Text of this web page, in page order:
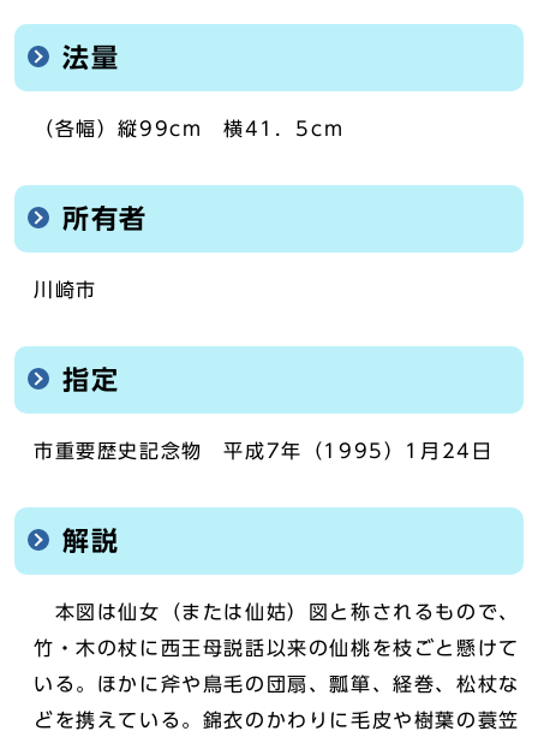
法量
（各幅）縦99cm 横41．5cm
所有者
川崎市
指定
市重要歴史記念物 平成7年（1995）1月24日
解説
本図は仙女（または仙姑）図と称されるもので、
竹・木の杖に西王母説話以来の仙桃を枝ごと懸けて
いる。ほかに斧や鳥毛の団扇、瓢箪、経巻、松杖な
どを携えている。錦衣のかわりに毛皮や樹葉の蓑笠